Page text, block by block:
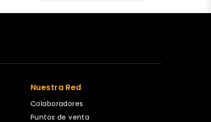
Nuestra Red
Colaboradores
Puntos de venta